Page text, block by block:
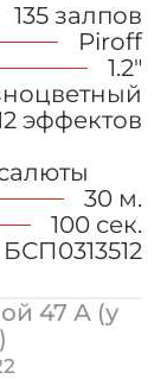
135 залпов
Piroff
1.2"
эффектов
30 м.
100 сек.
БСП0313512
47 А (у